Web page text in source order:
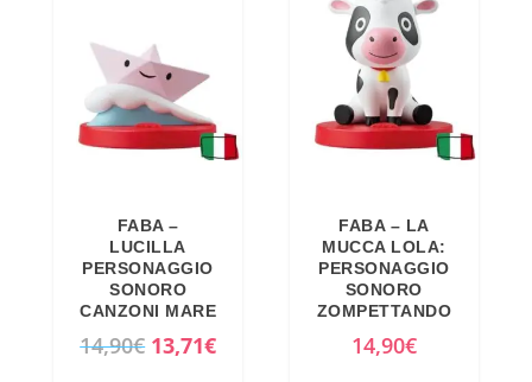
FABA –
LUCILLA
PERSONAGGIO
SONORO
CANZONI MARE
14,90€ I
13,71€I
FABA – LA
MUCCA LOLA:
PERSONAGGIO
SONORO
ZOMPETTANDO
14,90€